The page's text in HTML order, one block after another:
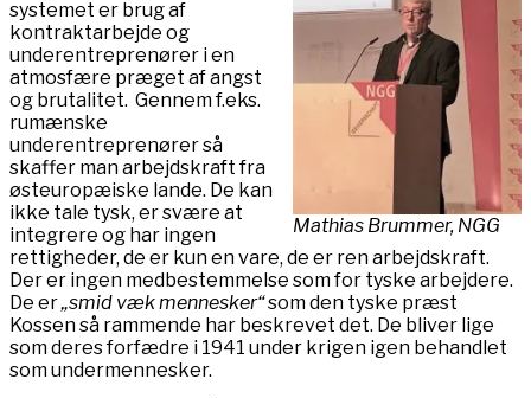
Mathias Brummer, NGG
systemet er brug af
kontraktarbejde og
underentreprenører i en
atmosfære præget af angst
og brutalitet. Gennem f.eks.
rumænske
underentreprenører så
skaffer man arbejdskraft fra
østeuropæiske lande. De kan
ikke tale tysk, er svære at
integrere og har ingen
rettigheder, de er kun en vare, de er ren arbejdskraft.
Der er ingen medbestemmelse som for tyske arbejdere.
De er„smid væk mennesker“som den tyske præst
Kossen så rammende har beskrevet det. De bliver lige
som deres forfædre i 1941 under krigen igen behandlet
som undermennesker.